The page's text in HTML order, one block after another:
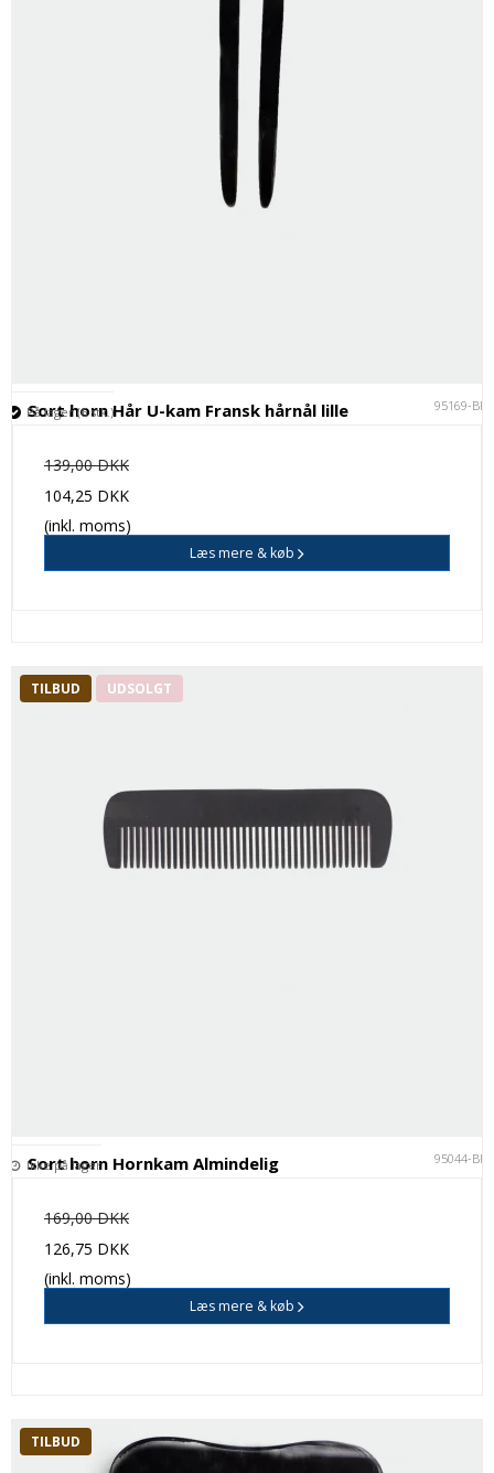
Sort horn Hår U-kam Fransk hårnål lille 95169-BK
På lager (6 stk.)
139,00 DKK
104,25 DKK
(inkl. moms)
Læs mere & køb
TILBUD UDSOLGT
Sort horn Hornkam Almindelig 95044-BK
Ikke på lager
169,00 DKK
126,75 DKK
(inkl. moms)
Læs mere & køb
TILBUD